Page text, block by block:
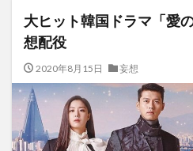
大ヒット韓国ドラマ「愛
想配役
2020年8月15日 妄想